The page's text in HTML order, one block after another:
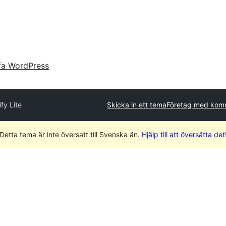
WordPress
Lite Skicka in ett temaFöretag med
Detta tema är inte översatt till Svenska än. Hjälp till att översätta det!